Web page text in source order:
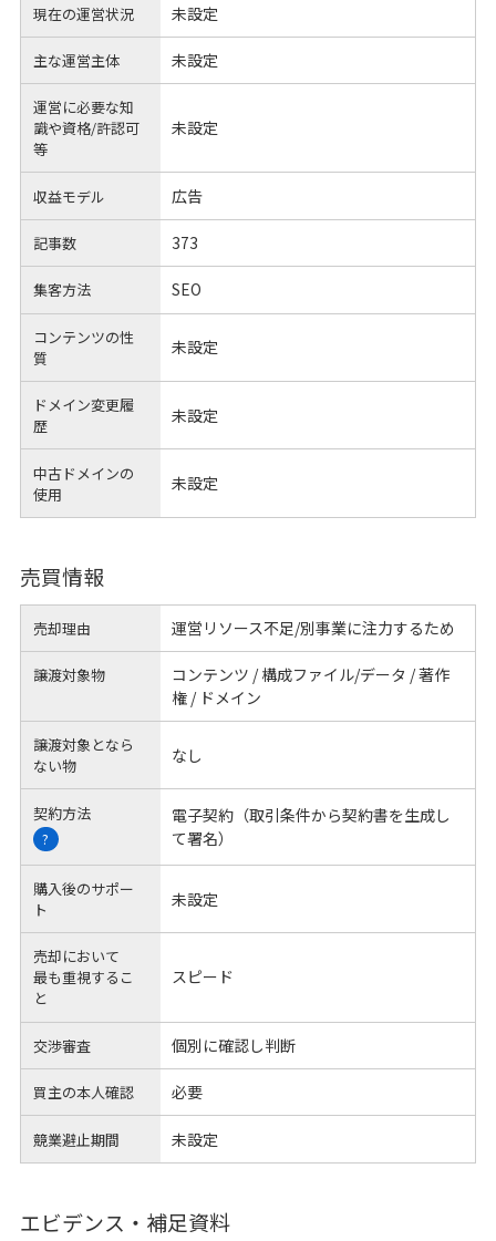
現在の運営状況 未設定
主な運営主体 未設定
運営に必要な知
識や資格/許認可
等
未設定
収益モデル 広告
記事数 373
集客方法 SEO
コンテンツの性
質
未設定
ドメイン変更履
歴
未設定
中古ドメインの
使用
未設定
売買情報
売却理由 運営リソース不足/別事業に注力するため
譲渡対象物
コンテンツ / 構成ファイル/データ / 著作
権 / ドメイン
譲渡対象となら
ない物
なし
契約方法
?
電子契約（取引条件から契約書を生成し
て署名）
購入後のサポー
ト
未設定
売却において
最も重視するこ
と
スピード
交渉審査 個別に確認し判断
買主の本人確認 必要
競業避止期間 未設定
エビデンス・補足資料